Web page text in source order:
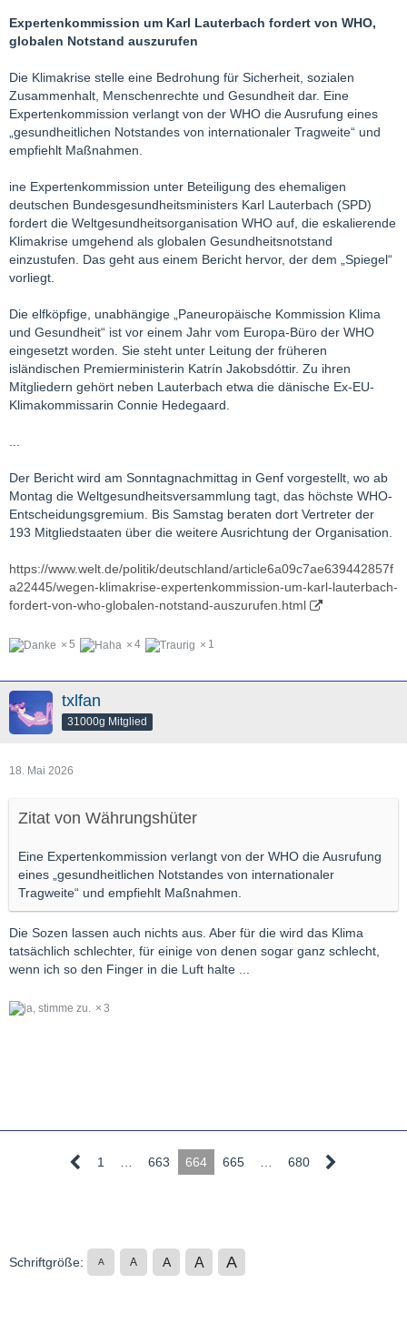
Expertenkommission um Karl Lauterbach fordert von WHO,
globalen Notstand auszurufen
Die Klimakrise stelle eine Bedrohung für Sicherheit, sozialen
Zusammenhalt, Menschenrechte und Gesundheit dar. Eine
Expertenkommission verlangt von der WHO die Ausrufung eines
„gesundheitlichen Notstandes von internationaler Tragweite“ und
empfiehlt Maßnahmen.
ine Expertenkommission unter Beteiligung des ehemaligen
deutschen Bundesgesundheitsministers Karl Lauterbach (SPD)
fordert die Weltgesundheitsorganisation WHO auf, die eskalierende
Klimakrise umgehend als globalen Gesundheitsnotstand
einzustufen. Das geht aus einem Bericht hervor, der dem „Spiegel“
vorliegt.
Die elfköpfige, unabhängige „Paneuropäische Kommission Klima
und Gesundheit“ ist vor einem Jahr vom Europa-Büro der WHO
eingesetzt worden. Sie steht unter Leitung der früheren
isländischen Premierministerin Katrín Jakobsdóttir. Zu ihren
Mitgliedern gehört neben Lauterbach etwa die dänische Ex-EU-
Klimakommissarin Connie Hedegaard.
...
Der Bericht wird am Sonntagnachmittag in Genf vorgestellt, wo ab
Montag die Weltgesundheitsversammlung tagt, das höchste WHO-
Entscheidungsgremium. Bis Samstag beraten dort Vertreter der
193 Mitgliedstaaten über die weitere Ausrichtung der Organisation.
https://www.welt.de/politik/deutschland/article6a09c7ae639442857f
a22445/wegen-klimakrise-expertenkommission-um-karl-lauterbach-
fordert-von-who-globalen-notstand-auszurufen.html
5 4 1
txlfan
31000g Mitglied
18. Mai 2026
Zitat von Währungshüter
Eine Expertenkommission verlangt von der WHO die Ausrufung
eines „gesundheitlichen Notstandes von internationaler
Tragweite“ und empfiehlt Maßnahmen.
Die Sozen lassen auch nichts aus. Aber für die wird das Klima
tatsächlich schlechter, für einige von denen sogar ganz schlecht,
wenn ich so den Finger in die Luft halte ...
3
1 663 664 665 680
Schriftgröße: A A A A A